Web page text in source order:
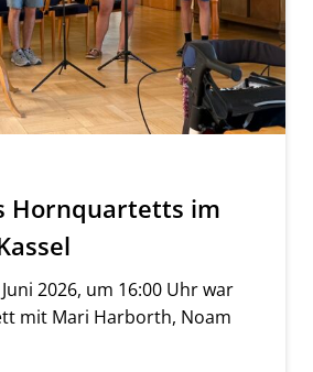
Hornquartetts im
2026, um 16:00 Uhr war
mit Mari Harborth, Noam